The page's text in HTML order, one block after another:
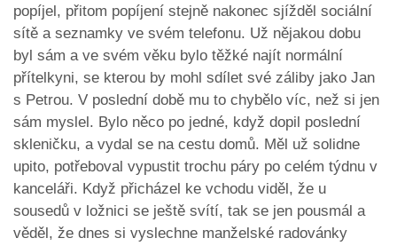
popíjel, přitom popíjení stejně nakonec sjížděl sociální
sítě a seznamky ve svém telefonu. Už nějakou dobu
byl sám a ve svém věku bylo těžké najít normální
přítelkyni, se kterou by mohl sdílet své záliby jako Jan
s Petrou. V poslední době mu to chybělo víc, než si jen
sám myslel. Bylo něco po jedné, když dopil poslední
skleničku, a vydal se na cestu domů. Měl už solidne
upito, potřeboval vypustit trochu páry po celém týdnu v
kanceláři. Když přicházel ke vchodu viděl, že u
sousedů v ložnici se ještě svítí, tak se jen pousmál a
věděl, že dnes si vyslechne manželské radovánky